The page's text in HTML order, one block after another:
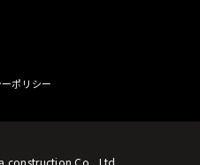
ポリシー
construction Co., Ltd.